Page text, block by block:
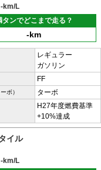
-km/L
タンでどこまで走る？
-km
レギュラー
ガソリン
FF
ボ） ターボ
H27年度燃費基準
+10%達成
イル
-km/L